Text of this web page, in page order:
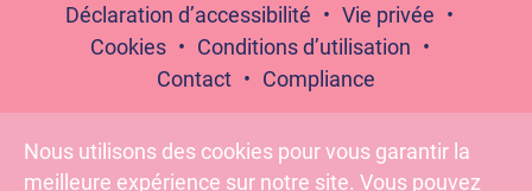
Déclaration d’accessibilité
Vie privée
Cookies
Conditions d’utilisation
Contact
Compliance
Nous utilisons des cookies pour vous garantir la
meilleure expérience sur notre site. Vous pouvez